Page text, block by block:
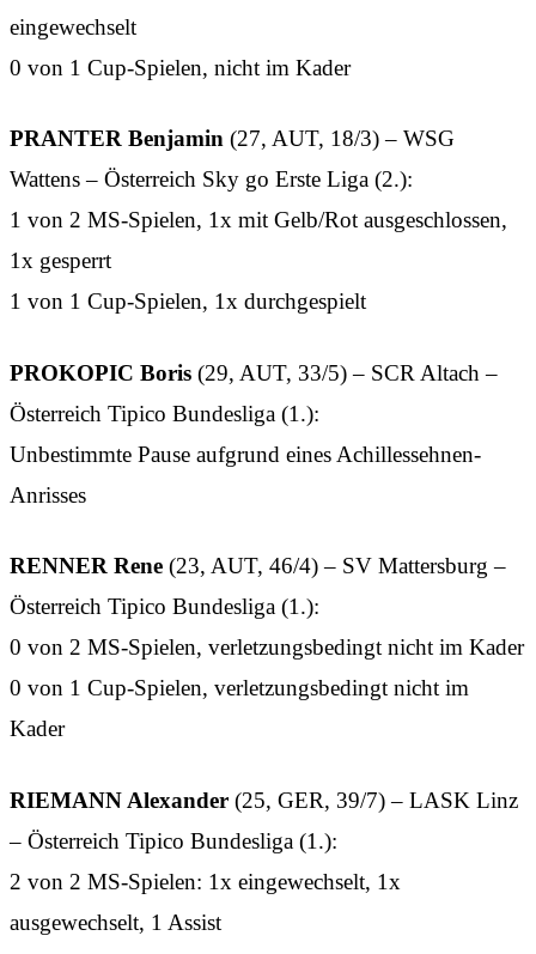
eingewechselt
0 von 1 Cup-Spielen, nicht im Kader
PRANTER Benjamin (27, AUT, 18/3) – WSG
Wattens – Österreich Sky go Erste Liga (2.):
1 von 2 MS-Spielen, 1x mit Gelb/Rot ausgeschlossen,
1x gesperrt
1 von 1 Cup-Spielen, 1x durchgespielt
PROKOPIC Boris (29, AUT, 33/5) – SCR Altach –
Österreich Tipico Bundesliga (1.):
Unbestimmte Pause aufgrund eines Achillessehnen-
Anrisses
RENNER Rene (23, AUT, 46/4) – SV Mattersburg –
Österreich Tipico Bundesliga (1.):
0 von 2 MS-Spielen, verletzungsbedingt nicht im Kader
0 von 1 Cup-Spielen, verletzungsbedingt nicht im
Kader
RIEMANN Alexander (25, GER, 39/7) – LASK Linz
– Österreich Tipico Bundesliga (1.):
2 von 2 MS-Spielen: 1x eingewechselt, 1x
ausgewechselt, 1 Assist